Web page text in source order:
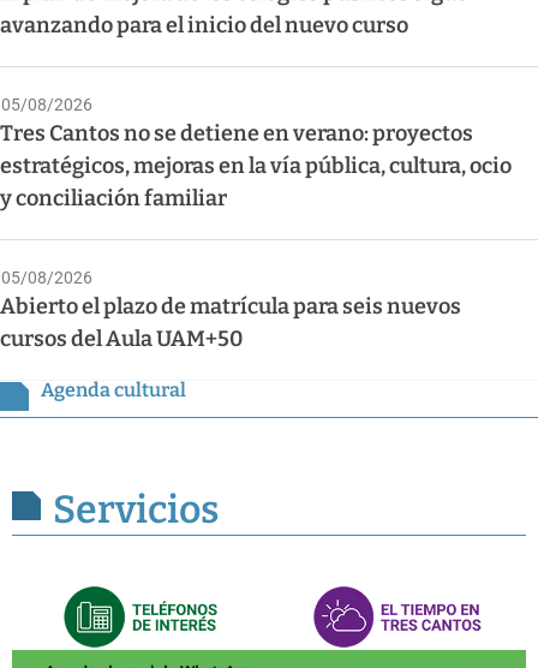
avanzando para el inicio del nuevo curso
05/08/2026
Tres Cantos no se detiene en verano: proyectos
estratégicos, mejoras en la vía pública, cultura, ocio
y conciliación familiar
05/08/2026
Abierto el plazo de matrícula para seis nuevos
cursos del Aula UAM+50
Agenda cultural
Servicios